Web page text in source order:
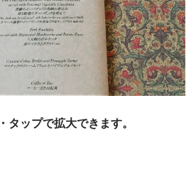
タップで拡大できます。